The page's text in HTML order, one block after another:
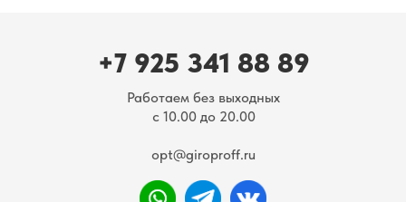
opt@giroproff.ru
+7 925 341 88 89
Работаем без выходных
с 10.00 до 20.00